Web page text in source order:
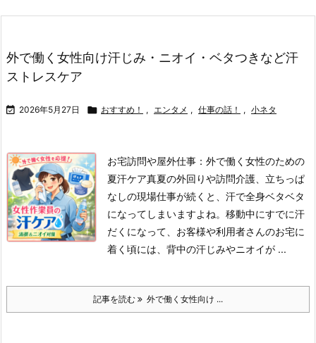
外で働く女性向け汗じみ・ニオイ・ベタつきなど汗
ストレスケア
 2026年5月27日  おすすめ！ , エンタメ , 仕事の話！ , 小ネタ
お宅訪問や屋外仕事：外で働く女性のための
夏汗ケア真夏の外回りや訪問介護、立ちっぱ
なしの現場仕事が続くと、汗で全身ベタベタ
になってしまいますよね。移動中にすでに汗
だくになって、お客様や利用者さんのお宅に
着く頃には、背中の汗じみやニオイが ...
記事を読む 外で働く女性向け ...